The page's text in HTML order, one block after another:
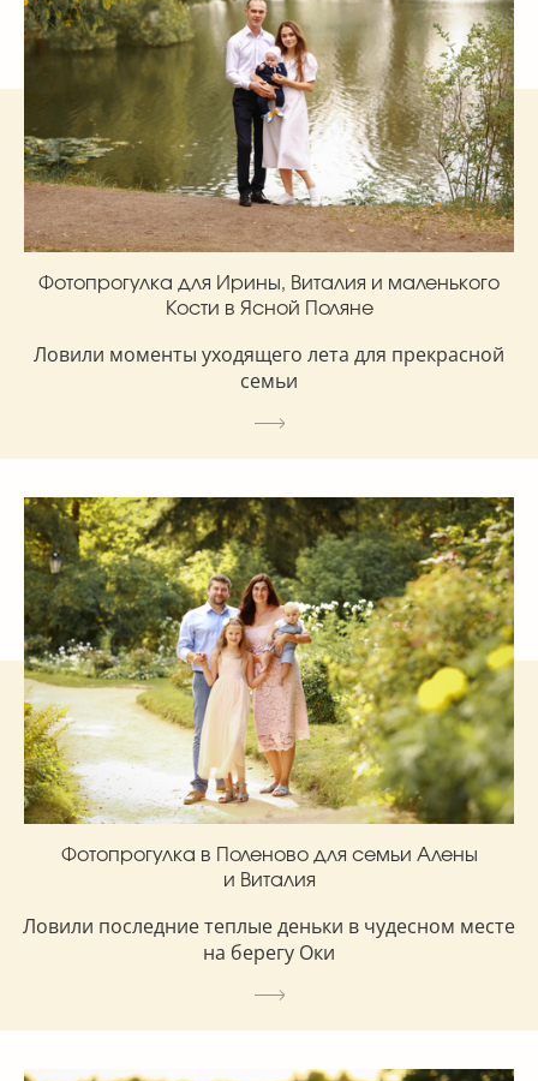
Фотопрогулка для Ирины, Виталия и маленького
Кости в Ясной Поляне
Ловили моменты уходящего лета для прекрасной
семьи
Фотопрогулка в Поленово для семьи Алены
и Виталия
Ловили последние теплые деньки в чудесном месте
на берегу Оки